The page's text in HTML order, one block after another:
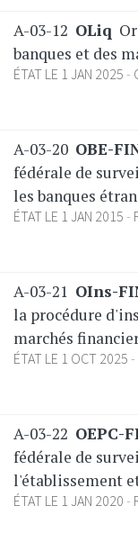
A-03-12 OLiq
banques et des
ÉTAT LE 1 JAN 2025
A-03-20 OBE-
fédérale de
les banques
ÉTAT LE 1 JAN 2015
A-03-21 OIns-
la procédure
marchés
ÉTAT LE 1 OCT 2025
A-03-22 OEPC-
fédérale de
l'établissement
ÉTAT LE 1 JAN 2020